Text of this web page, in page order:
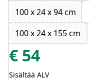
100 x 24 x 94 cm
100 x 24 x 155 cm
€ 54
Sisältää ALV